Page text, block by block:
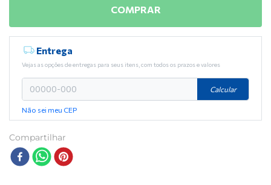
COMPRAR
Entrega
Vejas as opções de entregas para seus itens, com todos os prazos e valores
Calcular
Não sei meu CEP
Compartilhar